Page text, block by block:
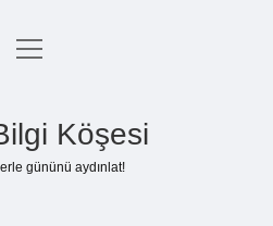
Anasayfa
Uyarı
menüyü
Köşesi
gününü aydınlat!